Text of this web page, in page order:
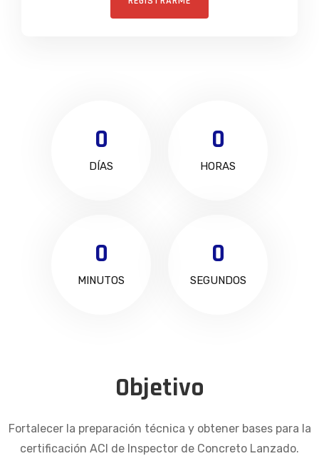
0
DÍAS
0
HORAS
0
MINUTOS
0
SEGUNDOS
Objetivo
Fortalecer la preparación técnica y obtener bases para la
certificación ACI de Inspector de Concreto Lanzado.